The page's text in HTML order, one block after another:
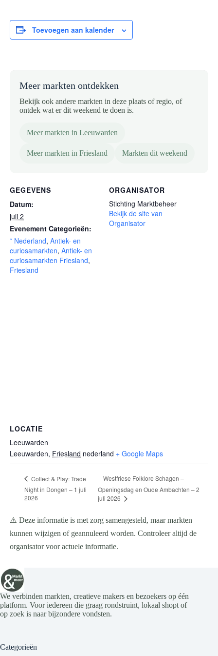
Toevoegen aan kalender
Meer markten ontdekken
Bekijk ook andere markten in deze plaats of regio, of
ontdek wat er dit weekend te doen is.
Meer markten in Leeuwarden
Meer markten in Friesland Markten dit weekend
GEGEVENS
Datum:
juli 2
Evenement Categorieën:
* Nederland, Antiek- en
curiosamarkten, Antiek- en
curiosamarkten Friesland,
Friesland
ORGANISATOR
Stichting Marktbeheer
Bekijk de site van
Organisator
LOCATIE
Leeuwarden
Leeuwarden, Friesland nederland + Google Maps
Collect & Play: Trade
Night in Dongen – 1 juli
2026
Westfriese Folklore Schagen –
Openingsdag en Oude Ambachten – 2
juli 2026
⚠️ Deze informatie is met zorg samengesteld, maar markten
kunnen wijzigen of geannuleerd worden. Controleer altijd de
organisator voor actuele informatie.
We verbinden markten, creatieve makers en bezoekers op één
platform. Voor iedereen die graag rondstruint, lokaal shopt of
op zoek is naar bijzondere vondsten.
Categorieën